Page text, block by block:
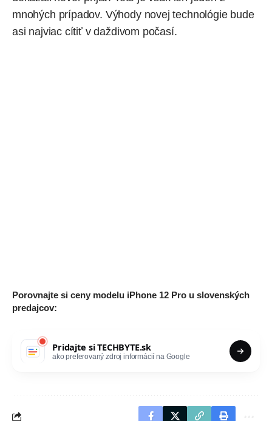
mnohých prípadov. Výhody novej technológie bude
asi najviac cítiť v daždivom počasí.
Porovnajte si ceny modelu iPhone 12 Pro u slovenských
predajcov:
Pridajte siTECHBYTE.sk
ako preferovaný zdroj informácií na Google